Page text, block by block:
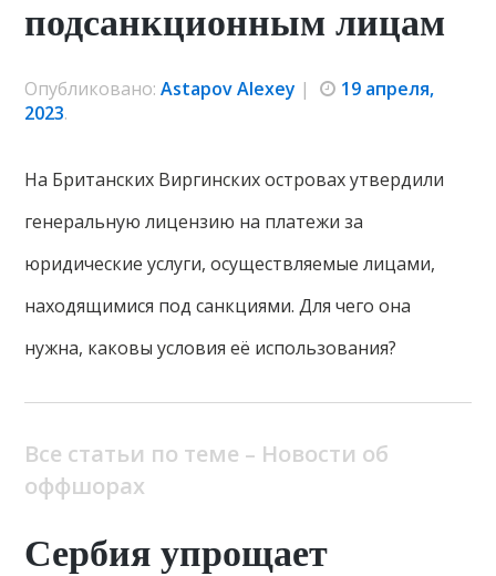
подсанкционным лицам
Опубликовано:Astapov Alexey |
19 апреля,
2023.
На Британских Виргинских островах утвердили
генеральную лицензию на платежи за
юридические услуги, осуществляемые лицами,
находящимися под санкциями. Для чего она
нужна, каковы условия её использования?
Все статьи по теме – Новости об
оффшорах
Сербия упрощает